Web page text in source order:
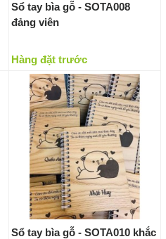
Sổ tay bìa gỗ - SOTA008
đảng viên
Hàng đặt trước
Sổ tay bìa gỗ - SOTA010 khắc